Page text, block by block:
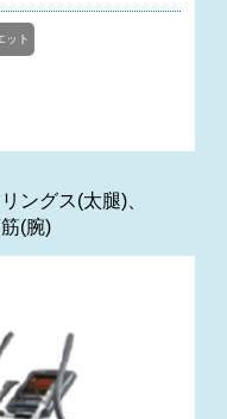
ット
ングス(太腿)、
(腕)